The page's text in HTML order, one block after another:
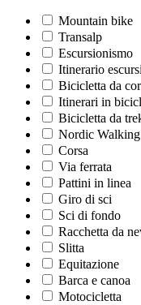
Mountain bike
Transalp
Escursionismo
Itinerario
Bicicletta da
Itinerari in
Bicicletta da
Nordic Walking
Corsa
Via ferrata
Pattini in linea
Giro di sci
Sci di fondo
Racchetta da
Slitta
Equitazione
Barca e canoa
Motocicletta